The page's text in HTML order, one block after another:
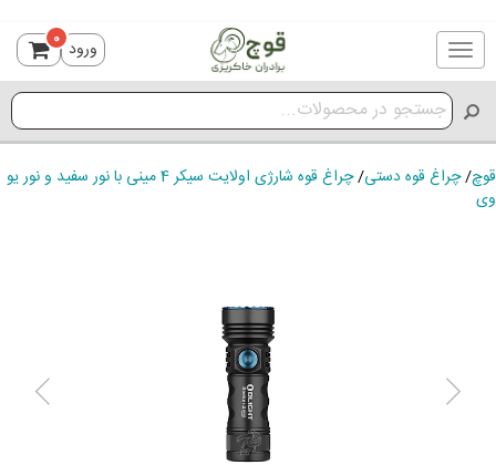
Toggle
navigation
ورود 0
قوچ/چراغ قوه دستی/
چراغ قوه شارژی اولایت سیکر 4 مینی با نور سفید و نور یو
وی